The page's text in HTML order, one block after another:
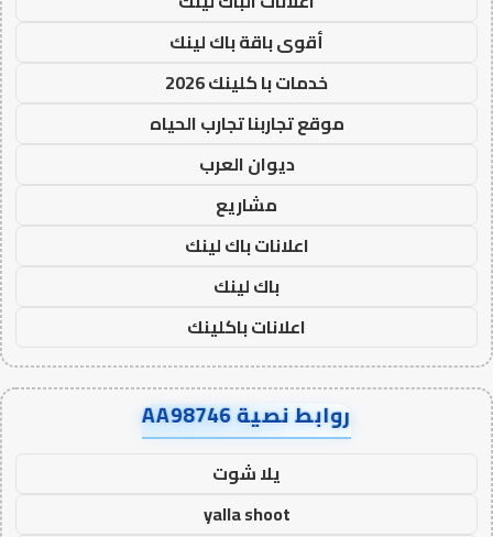
أقوى باقة باك لينك
خدمات با كلينك 2026
موقع تجاربنا تجارب الحياه
ديوان العرب
مشاريع
اعلانات باك لينك
باك لينك
اعلانات باكلينك
روابط نصية AA98746
يلا شوت
yalla shoot